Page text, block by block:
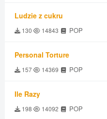
Ludzie z cukru
130 14843 POP
Personal Torture
157 14369 POP
Ile Razy
198 14092 POP